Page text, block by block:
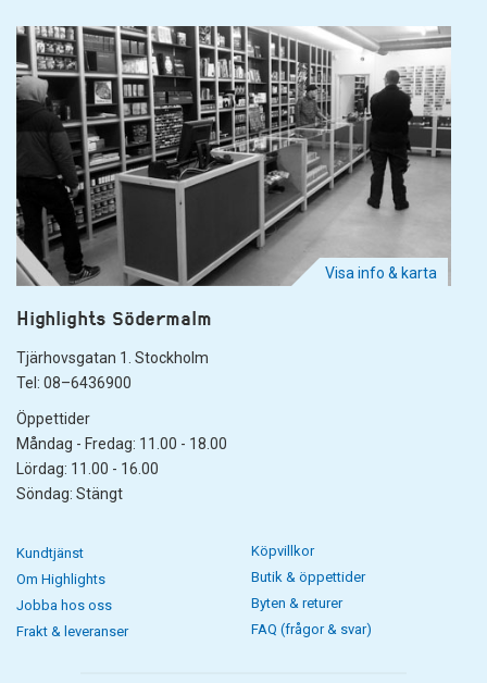
Visa info & karta
Highlights Södermalm
Tjärhovsgatan 1. Stockholm
Tel: 08–6436900
Öppettider
Måndag - Fredag: 11.00 - 18.00
Lördag: 11.00 - 16.00
Söndag: Stängt
Kundtjänst
Om Highlights
Jobba hos oss
Frakt & leveranser
Köpvillkor
Butik & öppettider
Byten & returer
FAQ (frågor & svar)